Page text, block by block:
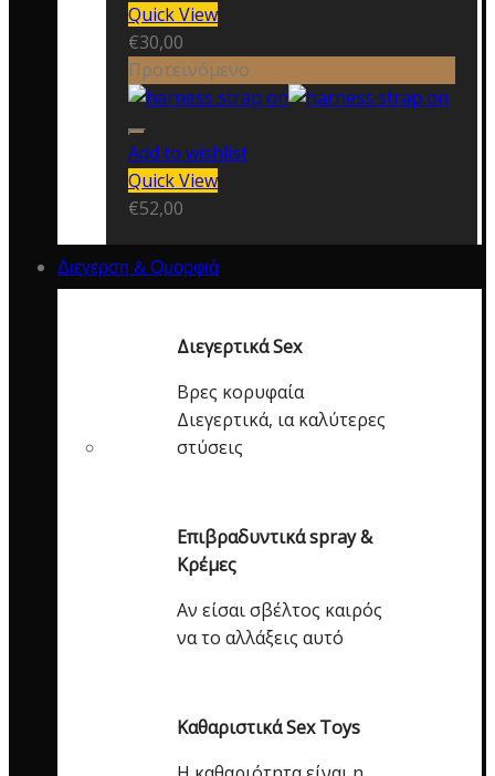
Quick View
€30,00
Προτεινόμενο
Add to wishlist
Quick View
€52,00
Διεγερση & Ομορφιά
Διεγερτικά Sex
Βρες κορυφαία
Διεγερτικά, ια καλύτερες
στύσεις
Επιβραδυντικά spray &
Κρέμες
Αν είσαι σβέλτος καιρός
να το αλλάξεις αυτό
Καθαριστικά Sex Toys